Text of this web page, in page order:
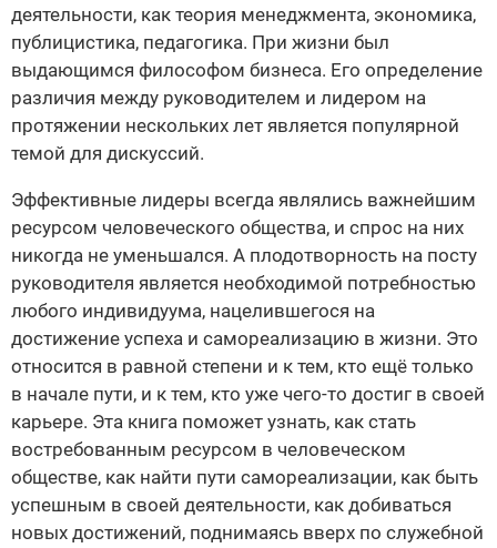
деятельности, как теория менеджмента, экономика,
публицистика, педагогика. При жизни был
выдающимся философом бизнеса. Его определение
различия между руководителем и лидером на
протяжении нескольких лет является популярной
темой для дискуссий.
Эффективные лидеры всегда являлись важнейшим
ресурсом человеческого общества, и спрос на них
никогда не уменьшался. А плодотворность на посту
руководителя является необходимой потребностью
любого индивидуума, нацелившегося на
достижение успеха и самореализацию в жизни. Это
относится в равной степени и к тем, кто ещё только
в начале пути, и к тем, кто уже чего-то достиг в своей
карьере. Эта книга поможет узнать, как стать
востребованным ресурсом в человеческом
обществе, как найти пути самореализации, как быть
успешным в своей деятельности, как добиваться
новых достижений, поднимаясь вверх по служебной